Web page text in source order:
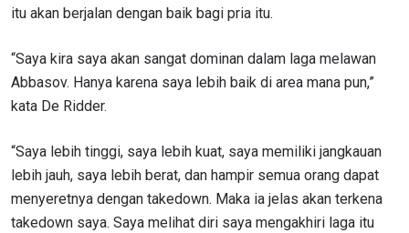
itu akan berjalan dengan baik bagi pria itu.
“Saya kira saya akan sangat dominan dalam laga melawan
Abbasov. Hanya karena saya lebih baik di area mana pun,”
kata De Ridder.
“Saya lebih tinggi, saya lebih kuat, saya memiliki jangkauan
lebih jauh, saya lebih berat, dan hampir semua orang dapat
menyeretnya dengan takedown. Maka ia jelas akan terkena
takedown saya. Saya melihat diri saya mengakhiri laga itu